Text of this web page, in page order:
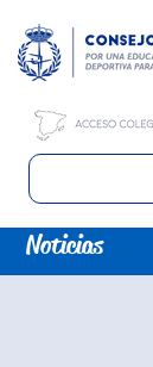
Noticias